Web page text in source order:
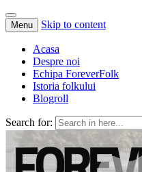
Menu Skip to content
Acasa
Despre noi
Echipa ForeverFolk
Istoria folkului
Blogroll
Search for:
ForeverFolk
Muzica sufletului tau